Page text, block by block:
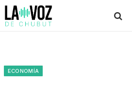
ECONOMÍA